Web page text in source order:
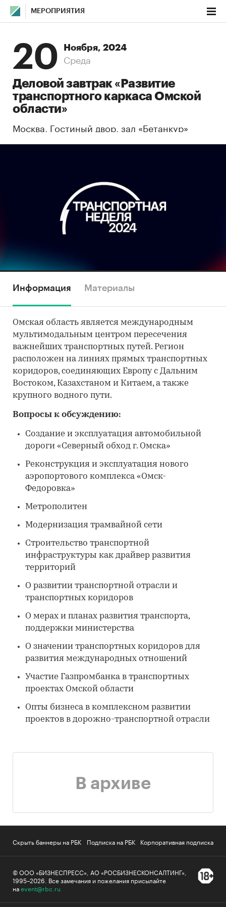
МЕРОПРИЯТИЯ
20 Ноября, 2024
Среда
Деловой завтрак «Развитие
транспортного каркаса Омской
области»
Москва, Гостиный двор, зал «Бетанкур»
Информация Материалы
Омская область является международным
мультимодальным центром пересечения
важнейших транспортных путей. Регион
расположен на линиях прямых транспортных
коридоров, соединяющих Европу с Дальним
Востоком, Казахстаном и Китаем, а также
крупного водного пути.
Вопросы к обсуждению:
Создание и эксплуатация автомобильной
дороги «Северный обход г. Омска»
Реконструкция и эксплуатация нового
аэропортового комплекса «Омск-
Федоровка»
Метрополитен
Модернизация трамвайной сети
Строительство транспортной
инфраструктуры как драйвер развития
территорий
О развитии транспортной отрасли и
транспортных коридоров
О мерах и планах развития транспорта,
поддержки министерства
О значении транспортных коридоров для
развития международных отношений
Участие Газпромбанка в транспортных
проектах Омской области
Опты бизнеса в комплексном развитии
проектов в дорожно-транспортной отрасли
В архиве
Скрыть баннеры на РБК Подписка на РБК Корпоративная подписка
© ООО «БИЗНЕСПРЕСС», АО «РОСБИЗНЕСКОНСАЛТИНГ»,
1995–2026 Все замечания и пожелания присылайте
наevent@rbc.ru